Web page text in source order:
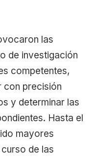
las
de investigación
competentes,
con precisión
y determinar las
Hasta el
mayores
de las